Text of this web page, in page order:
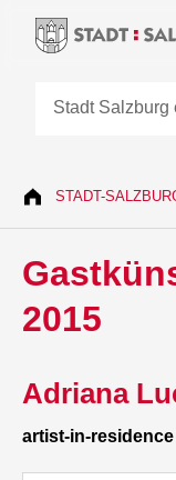
STADT-
2015
Adriana
artist-in-